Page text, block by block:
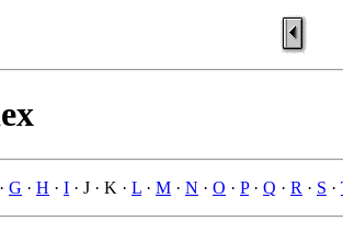
· G · H · I · J · K · L · M · N · O · P· Q · R · S ·